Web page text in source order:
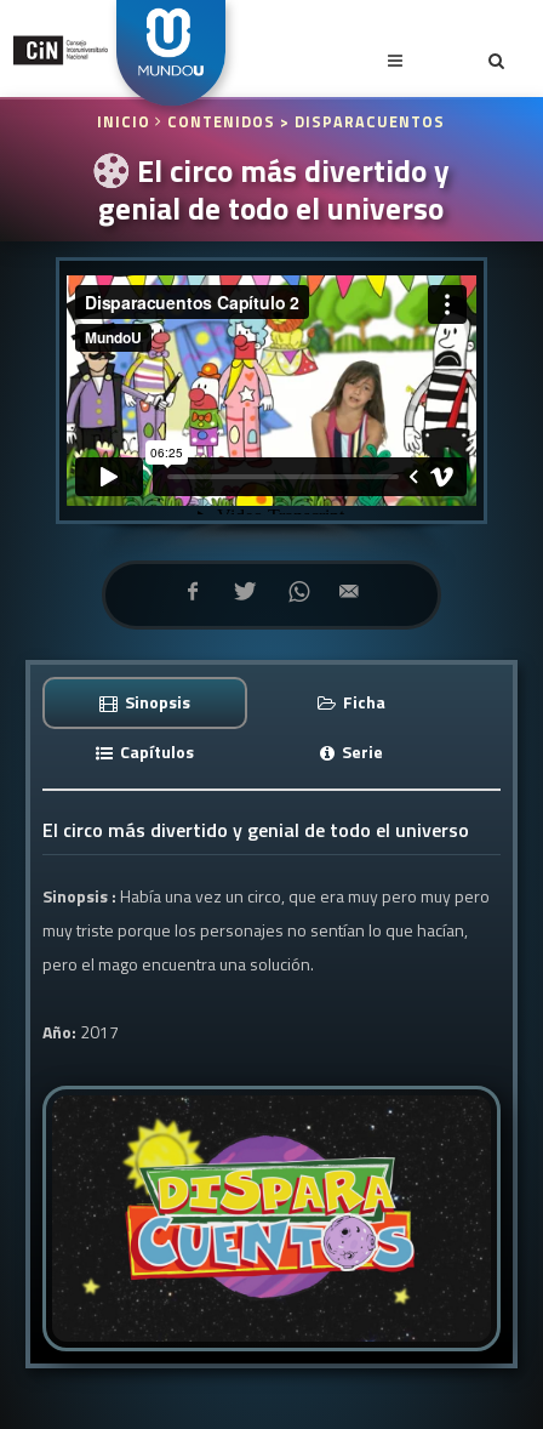
INICIO CONTENIDOS > DISPARACUENTOS
El circo más divertido y
genial de todo el universo
Sinopsis
Ficha
Capítulos
Serie
El circo más divertido y genial de todo el universo
Sinopsis : Había una vez un circo, que era muy pero muy pero
muy triste porque los personajes no sentían lo que hacían,
pero el mago encuentra una solución.
Año: 2017